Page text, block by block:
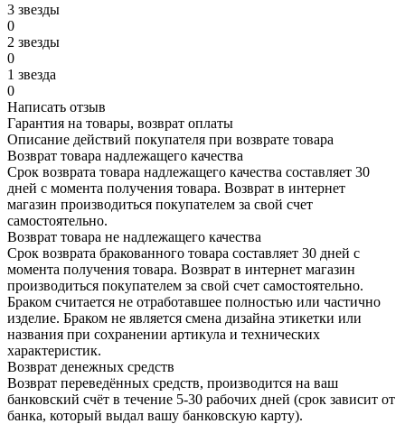
3 звезды
0
2 звезды
0
1 звезда
0
Написать отзыв
Гарантия на товары, возврат оплаты
Описание действий покупателя при возврате товара
Возврат товара надлежащего качества
Срок возврата товара надлежащего качества составляет 30
дней с момента получения товара. Возврат в интернет
магазин производиться покупателем за свой счет
самостоятельно.
Возврат товара не надлежащего качества
Срок возврата бракованного товара составляет 30 дней с
момента получения товара. Возврат в интернет магазин
производиться покупателем за свой счет самостоятельно.
Браком считается не отработавшее полностью или частично
изделие. Браком не является смена дизайна этикетки или
названия при сохранении артикула и технических
характеристик.
Возврат денежных средств
Возврат переведённых средств, производится на ваш
банковский счёт в течение 5-30 рабочих дней (срок зависит от
банка, который выдал вашу банковскую карту).